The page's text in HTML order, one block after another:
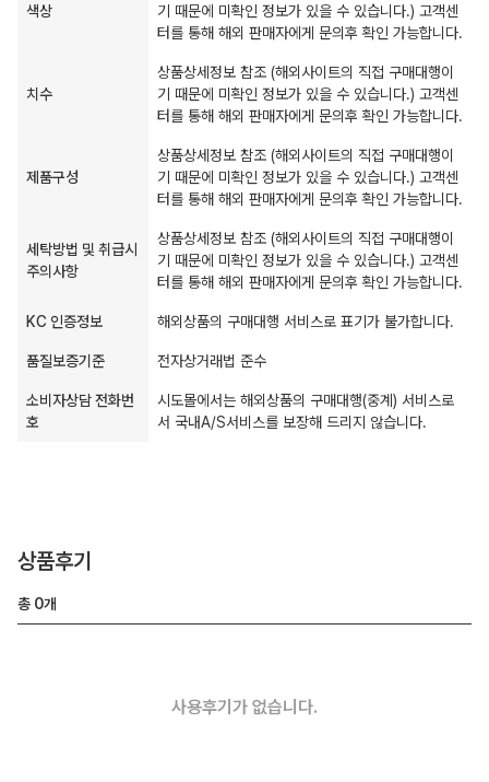
색상
기 때문에 미확인 정보가 있을 수 있습니다.) 고객센
터를 통해 해외 판매자에게 문의후 확인 가능합니다.
치수
상품상세정보 참조 (해외사이트의 직접 구매대행이
기 때문에 미확인 정보가 있을 수 있습니다.) 고객센
터를 통해 해외 판매자에게 문의후 확인 가능합니다.
제품구성
상품상세정보 참조 (해외사이트의 직접 구매대행이
기 때문에 미확인 정보가 있을 수 있습니다.) 고객센
터를 통해 해외 판매자에게 문의후 확인 가능합니다.
세탁방법 및 취급시
주의사항
상품상세정보 참조 (해외사이트의 직접 구매대행이
기 때문에 미확인 정보가 있을 수 있습니다.) 고객센
터를 통해 해외 판매자에게 문의후 확인 가능합니다.
KC 인증정보 해외상품의 구매대행 서비스로 표기가 불가합니다.
품질보증기준 전자상거래법 준수
소비자상담 전화번
호
시도몰에서는 해외상품의 구매대행(중계) 서비스로
서 국내A/S서비스를 보장해 드리지 않습니다.
상품후기
총 0개
사용후기가 없습니다.